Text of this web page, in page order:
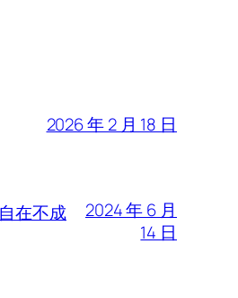
2026 年 2 月 18 日
在不成
2024 年 6 月
14 日